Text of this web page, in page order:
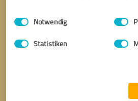
Impressum
Einwilligungsauswahl
Notwendig
Statistiken